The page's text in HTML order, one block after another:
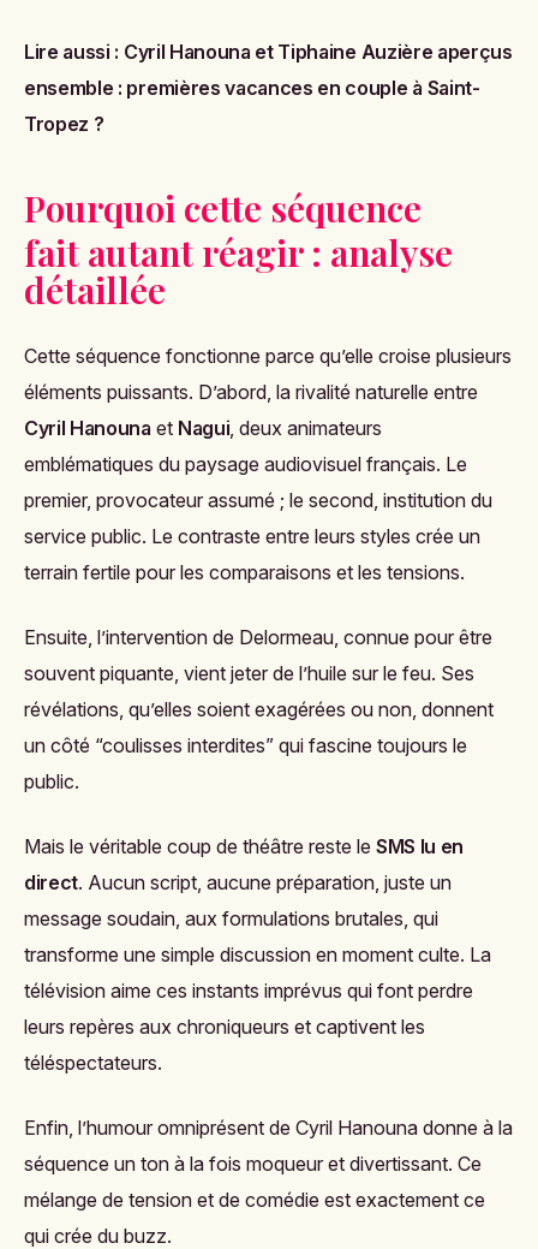
Lire aussi : Cyril Hanouna et Tiphaine Auzière aperçus
ensemble : premières vacances en couple à Saint-
Tropez ?
Pourquoi cette séquence
fait autant réagir : analyse
détaillée
Cette séquence fonctionne parce qu’elle croise plusieurs
éléments puissants. D’abord, la rivalité naturelle entre
Cyril Hanouna et Nagui , deux animateurs
emblématiques du paysage audiovisuel français. Le
premier, provocateur assumé ; le second, institution du
service public. Le contraste entre leurs styles crée un
terrain fertile pour les comparaisons et les tensions.
Ensuite, l’intervention de Delormeau, connue pour être
souvent piquante, vient jeter de l’huile sur le feu. Ses
révélations, qu’elles soient exagérées ou non, donnent
un côté “coulisses interdites” qui fascine toujours le
public.
Mais le véritable coup de théâtre reste le SMS lu en
direct. Aucun script, aucune préparation, juste un
message soudain, aux formulations brutales, qui
transforme une simple discussion en moment culte. La
télévision aime ces instants imprévus qui font perdre
leurs repères aux chroniqueurs et captivent les
téléspectateurs.
Enfin, l’humour omniprésent de Cyril Hanouna donne à la
séquence un ton à la fois moqueur et divertissant. Ce
mélange de tension et de comédie est exactement ce
qui crée du buzz.